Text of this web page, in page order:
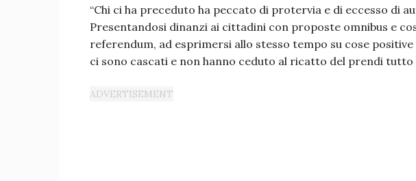
“Chi ci ha preceduto ha peccato di protervia e di eccesso di
Presentandosi dinanzi ai cittadini con proposte omnibus e
referendum, ad esprimersi allo stesso tempo su cose
ci sono cascati e non hanno ceduto al ricatto del prendi tutto